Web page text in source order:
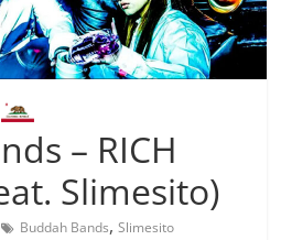
– RICH
Slimesito)
Buddah Bands,Slimesito